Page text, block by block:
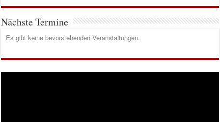
Nächste Termine
Es gibt keine bevorstehenden Veranstaltungen.